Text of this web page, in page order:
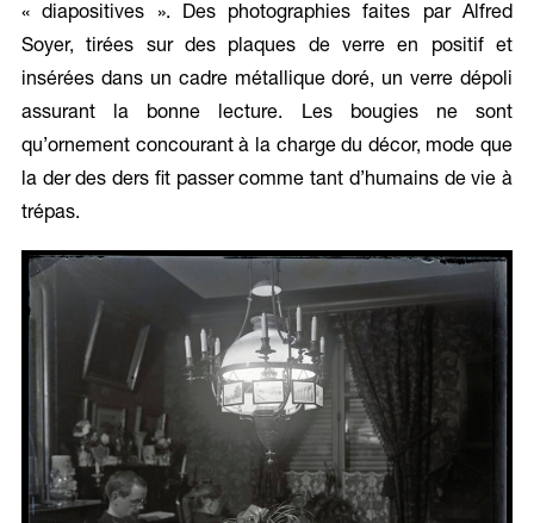
« diapositives ». Des photographies faites par Alfred
Soyer, tirées sur des plaques de verre en positif et
insérées dans un cadre métallique doré, un verre dépoli
assurant la bonne lecture. Les bougies ne sont
qu’ornement concourant à la charge du décor, mode que
la der des ders fit passer comme tant d’humains de vie à
trépas.